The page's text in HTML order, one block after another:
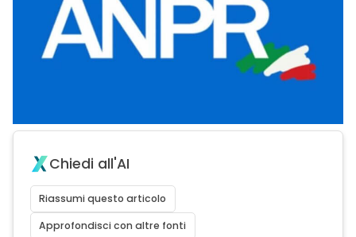
Chiedi all'AI
Riassumi questo articolo
Approfondisci con altre fonti